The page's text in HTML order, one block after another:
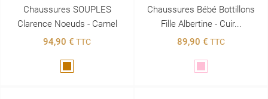
Chaussures SOUPLES
Clarence Noeuds - Camel
94,90 € TTC
Chaussures Bébé Bottillons
Fille Albertine - Cuir...
89,90 € TTC